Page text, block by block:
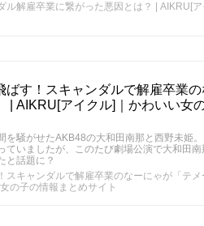
解雇卒業に繋がった悪因とは？ | AIKRU[ア
ばす！スキャンダルで解雇卒業の
| AIKRU[アイクル]｜かわいい女
騒がせたAKB48の大和田南那と西野未姫。
ていましたが、このたび劇場公演で大和田南
と話題に？
キャンダルで解雇卒業のなーにゃが「テメ
の子の情報まとめサイト